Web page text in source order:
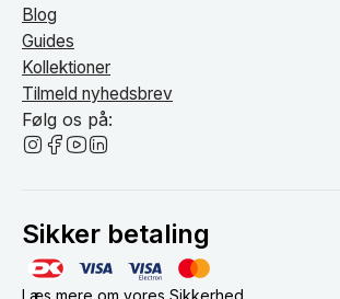
Blog
Guides
Kollektioner
Tilmeld nyhedsbrev
Følg os på:
Sikker betaling
Læs mere om vores Sikkerhed